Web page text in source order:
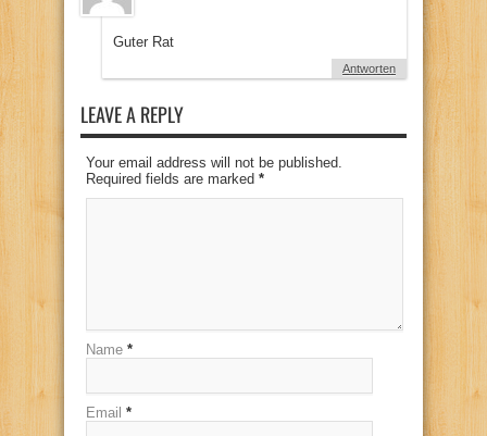
Guter Rat
Antworten
LEAVE A REPLY
Your email address will not be published.
Required fields are marked *
Name *
Email *